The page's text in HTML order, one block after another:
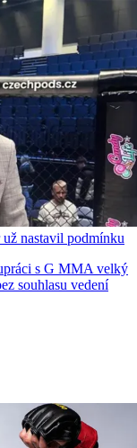
nastavil podmínku
s G MMA velký
souhlasu vedení